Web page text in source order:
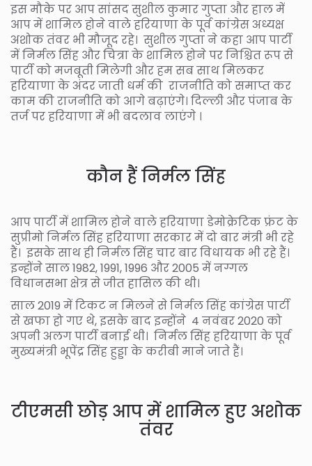
इस मौके पर आप सांसद सुशील कुमार गुप्ता और हाल में
आप में शामिल होने वाले हरियाणा के पूर्व कांग्रेस अध्यक्ष
अशोक तंवर भी मौजूद रहे। सुशील गुप्ता ने कहा आप पार्टी
में निर्मल सिंह और चित्रा के शामिल होने पर निश्चित रूप से
पार्टी को मजबूती मिलेगी और हम सब साथ मिलकर
हरियाणा के अंदर जाती धर्म की राजनीति को समाप्त कर
काम की राजनीति को आगे बढ़ाएंगे। दिल्ली और पंजाब के
तर्ज पर हरियाणा में भी बदलाव लाएंगे ।
कौन हैं निर्मल सिंह
आप पार्टी में शामिल होने वाले हरियाणा डेमोक्रेटिक फ्रंट के
सुप्रीमो निर्मल सिंह हरियाणा सरकार में दो बार मंत्री भी रहे
हैं। इसके साथ ही निर्मल सिंह चार बार विधायक भी रहे हैं।
इन्होंने साल 1982, 1991, 1996 और 2005 में नग्गल
विधानसभा क्षेत्र से जीत हासिल की थी।
साल 2019 में टिकट न मिलने से निर्मल सिंह कांग्रेस पार्टी
से खफा हो गए थे, इसके बाद इन्होंने 4 नवंबर 2020 को
अपनी अलग पार्टी बनाई थी। निर्मल सिंह हरियाणा के पूर्व
मुख्यमंत्री भूपेंद्र सिंह हुड्डा के करीबी माने जाते हैं।
टीएमसी छोड़ आप में शामिल हुए अशोक
तंवर